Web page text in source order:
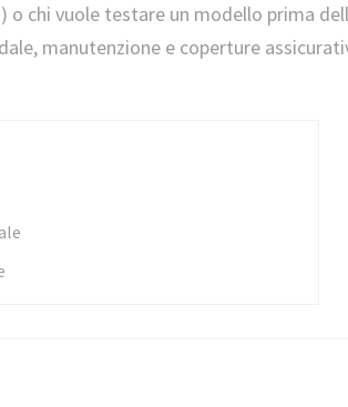
o chi vuole testare un modello prima
manutenzione e coperture